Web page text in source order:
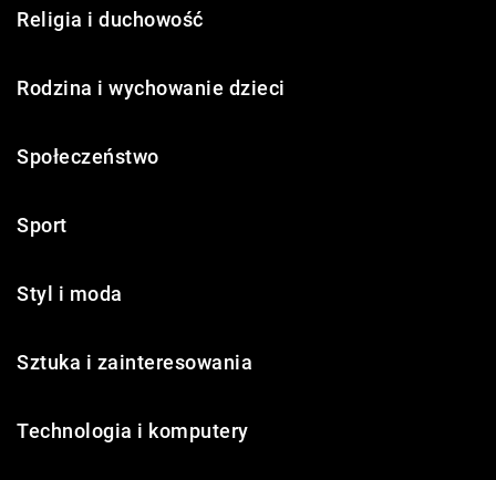
Religia i duchowość
Rodzina i wychowanie dzieci
Społeczeństwo
Sport
Styl i moda
Sztuka i zainteresowania
Technologia i komputery